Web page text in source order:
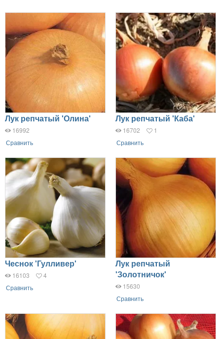
Лук репчатый 'Олина'
16992
Сравнить
Лук репчатый 'Каба'
16702
1
Сравнить
Чеснок 'Гулливер'
16103
4
Сравнить
Лук репчатый
'Золотничок'
15630
Сравнить